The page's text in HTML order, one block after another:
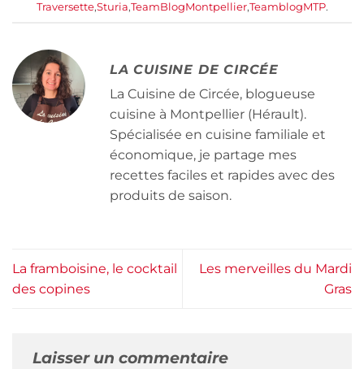
Traversette,Sturia,TeamBlogMontpellier,TeamblogMTP.
LA CUISINE DE CIRCÉE
La Cuisine de Circée, blogueuse
cuisine à Montpellier (Hérault).
Spécialisée en cuisine familiale et
économique, je partage mes
recettes faciles et rapides avec des
produits de saison.
La framboisine, le cocktail
des copines
Les merveilles du Mardi
Gras
Laisser un commentaire